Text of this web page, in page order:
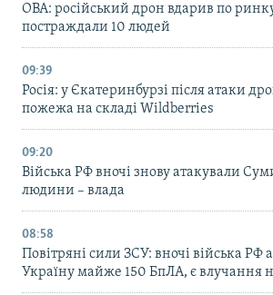
ОВА: російський дрон вдарив по
постраждали 10 людей
09:39
Росія: у Єкатеринбурзі після атаки
пожежа на складі Wildberries
09:20
Війська РФ вночі знову атакували
людини – влада
08:58
Повітряні сили ЗСУ: вночі війська РФ
Україну майже 150 БпЛА, є влучання